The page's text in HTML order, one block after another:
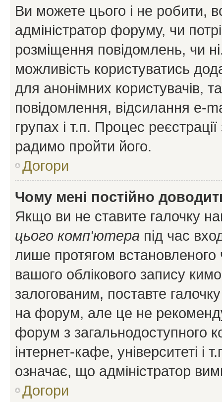
Ви можете цього і не робити,
адміністратор форуму, чи
розміщення повідомлень, чи
можливість користуватись
для анонімних користувачів,
повідомлення, відсилання e-
групах і т.п. Процес
радимо пройти його.
Догори
Чому мені постійно
Якщо ви не ставите галочку
цього комп'ютера під час
лише протягом встановленого
вашого облікового запису
залогованим, поставте
на форум, але це не
форум з загальнодоступного
інтернет-кафе, університеті і
означає, що адміністратор
Догори